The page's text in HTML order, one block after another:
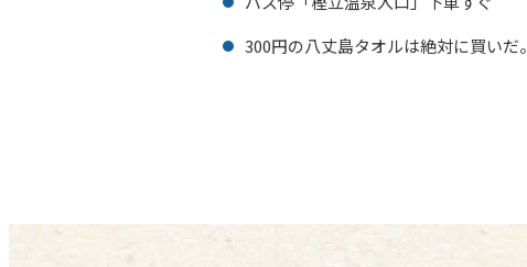
300円の八丈島タオルは絶対に買いだ。